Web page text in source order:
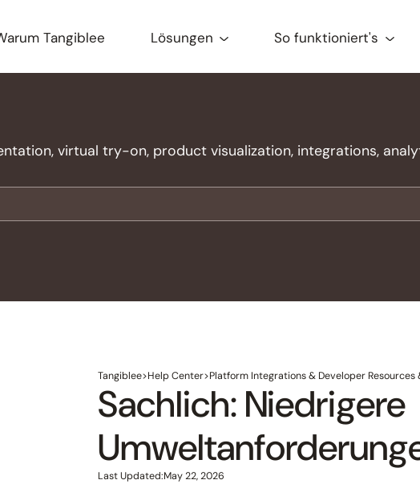
Tangiblee Lösungen So funktioniert's
virtual try-on, product visualization, integrations,
Tangiblee>Help Center>Platform Integrations & Developer Resources
Sachlich: Niedrigere
Last Updated:May 22, 2026